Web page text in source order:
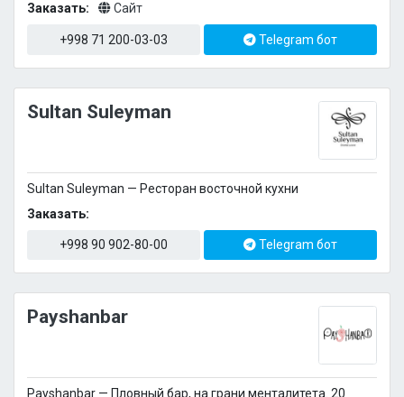
Заказать:
Сайт
+998 71 200-03-03 Telegram бот
Sultan Suleyman
Sultan Suleyman — Ресторан восточной кухни
Заказать:
+998 90 902-80-00 Telegram бот
Payshanbar
Payshanbar — Пловный бар, на грани менталитета. 20